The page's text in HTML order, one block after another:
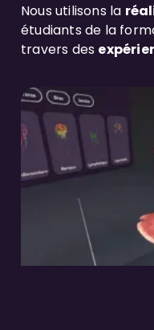
Nous utilisons la
étudiants de la
travers des